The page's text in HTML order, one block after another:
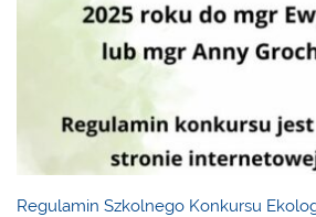
Regulamin Szkolnego Konkursu